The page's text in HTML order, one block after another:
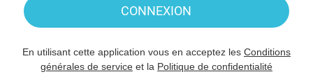
CONNEXION
En utilisant cette application vous en acceptez les Conditions
générales de service et la Politique de confidentialité